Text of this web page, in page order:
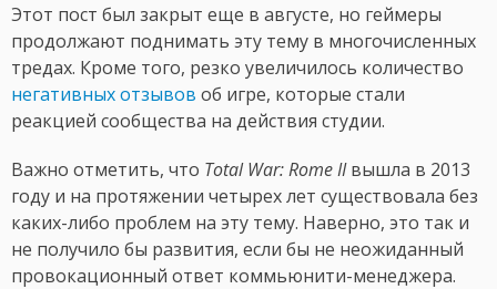
Этот пост был закрыт еще в августе, но геймеры
продолжают поднимать эту тему в многочисленных
тредах. Кроме того, резко увеличилось количество
негативных отзывов об игре, которые стали
реакцией сообщества на действия студии.
Важно отметить, что Total War: Rome IIвышла в 2013
году и на протяжении четырех лет существовала без
каких-либо проблем на эту тему. Наверно, это так и
не получило бы развития, если бы не неожиданный
провокационный ответ коммьюнити-менеджера.